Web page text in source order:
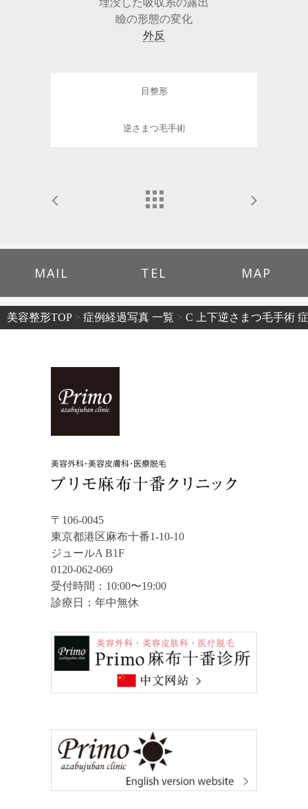
瞼の形態の変化
外反
目整形
逆さまつ毛手術
MAIL TEL MAP
美容整形TOP> 症例経過写真 一覧 > C 上下逆さまつ毛手術
〒106-0045
東京都港区麻布十番1-10-10
ジュールA B1F
0120-062-069
受付時間：10:00〜19:00
診療日：年中無休